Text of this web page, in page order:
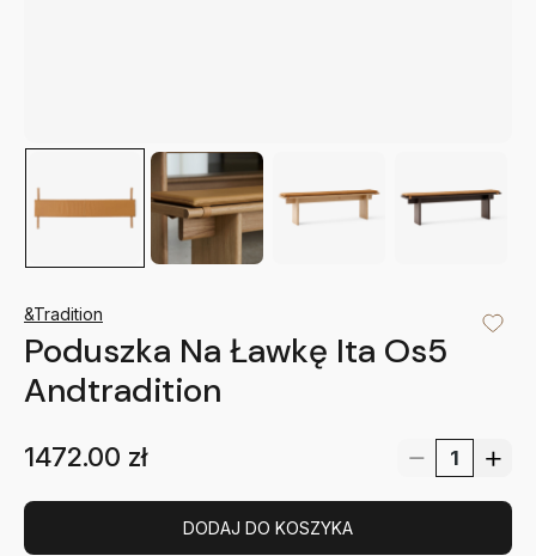
&Tradition
Poduszka Na Ławkę Ita Os5
Andtradition
1472.00 zł
DODAJ DO KOSZYKA